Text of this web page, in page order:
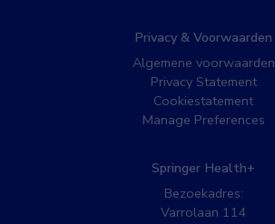
Privacy & Voorwaarden
Algemene voorwaarden
Privacy Statement
Cookiestatement
Manage Preferences
Springer Health+
Bezoekadres:
Varrolaan 114